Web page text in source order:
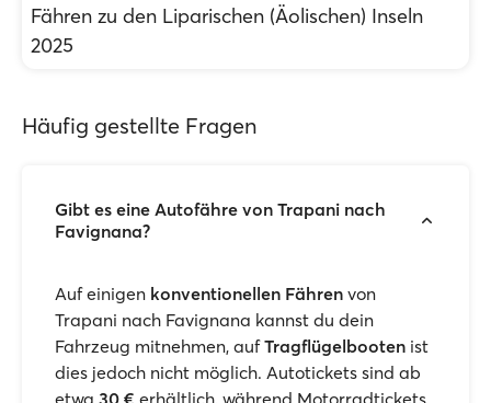
Fähren zu den Liparischen (Äolischen) Inseln
2025
Häufig gestellte Fragen
Gibt es eine Autofähre von Trapani nach
Favignana?
Auf einigen konventionellen Fähren von
Trapani nach Favignana kannst du dein
Fahrzeug mitnehmen, aufTragflügelbooten ist
dies jedoch nicht möglich. Autotickets sind ab
etwa 30 € erhältlich, während Motorradtickets